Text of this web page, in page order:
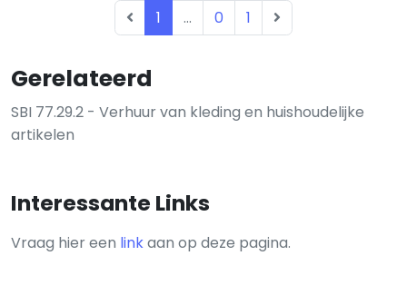
Gerelateerd
SBI 77.29.2 - Verhuur van kleding en huishoudelijke
artikelen
Interessante Links
Vraag hier een linkaan op deze pagina.
1 ... 0 1